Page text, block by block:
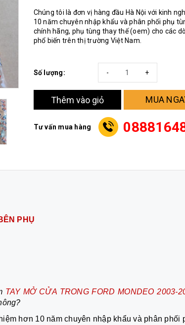
Chúng tôi là đơn vị hàng đầu Hà Nội với kinh
10 năm chuyên nhập khẩu và phân phối phụ
chính hãng, phụ tùng thay thế (oem) cho các
phổ biến trên thị trường Việt Nam.
Số lượng: +
-
Thêm vào giỏ MUA
Tư vấn mua hàng
PHỤ
TAY MỞ CỬA TRONG FORD MONDEO 2003-
hơn 10 năm chuyên nhập khẩu và phân phối